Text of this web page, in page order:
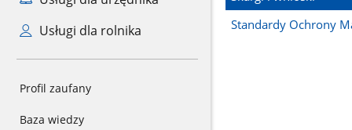
Usługi dla rolnika
Profil zaufany
Baza wiedzy
Standardy Ochrony